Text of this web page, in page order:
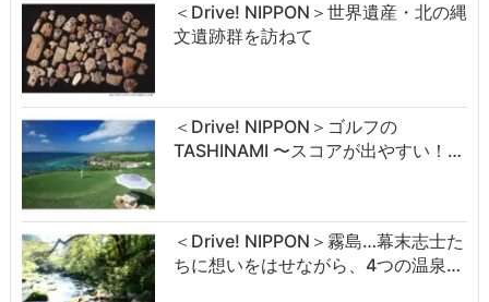
＜Drive! NIPPON＞世界遺産・北の縄
文遺跡群を訪ねて
＜Drive! NIPPON＞ゴルフの
TASHINAMI 〜スコアが出やすい！…
＜Drive! NIPPON＞霧島…幕末志士た
ちに想いをはせながら、4つの温泉…